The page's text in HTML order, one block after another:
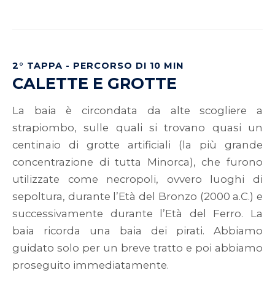
2° TAPPA - PERCORSO DI 10 MIN
CALETTE E GROTTE
La baia è circondata da alte scogliere a
strapiombo, sulle quali si trovano quasi un
centinaio di grotte artificiali (la più grande
concentrazione di tutta Minorca), che furono
utilizzate come necropoli, ovvero luoghi di
sepoltura, durante l’Età del Bronzo (2000 a.C.) e
successivamente durante l’Età del Ferro. La
baia ricorda una baia dei pirati. Abbiamo
guidato solo per un breve tratto e poi abbiamo
proseguito immediatamente.